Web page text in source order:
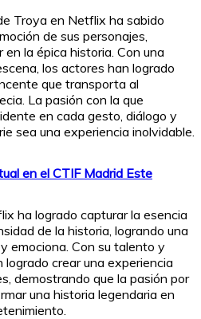
Troya en Netflix ha sabido
de sus personajes,
la épica historia. Con una
los actores han logrado
que transporta al
La pasión con la que
en cada gesto, diálogo y
sea una experiencia inolvidable.
en el CTIF Madrid Este
ha logrado capturar la esencia
de la historia, logrando una
emociona. Con su talento y
crear una experiencia
demostrando que la pasión por
una historia legendaria en